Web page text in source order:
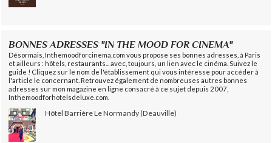
BONNES ADRESSES "IN THE MOOD FOR CINEMA"
Désormais, Inthemoodforcinema.com vous propose ses bonnes adresses, à Paris
et ailleurs : hôtels, restaurants... avec, toujours, un lien avec le cinéma. Suivez le
guide ! Cliquez sur le nom de l'établissement qui vous intéresse pour accéder à
l'article le concernant. Retrouvez également de nombreuses autres bonnes
adresses sur mon magazine en ligne consacré à ce sujet depuis 2007,
Inthemoodforhotelsdeluxe.com.
Hôtel Barrière Le Normandy (Deauville)